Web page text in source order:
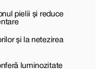
pielii și reduce
și la netezirea
luminozitate